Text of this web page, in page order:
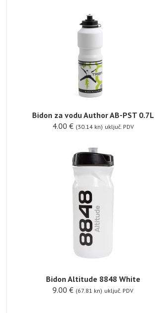
Bidon za vodu Author AB-PST 0.7L
4.00 € (30.14 kn) uključ. PDV
Bidon Altitude 8848 White
9.00 € (67.81 kn) uključ. PDV